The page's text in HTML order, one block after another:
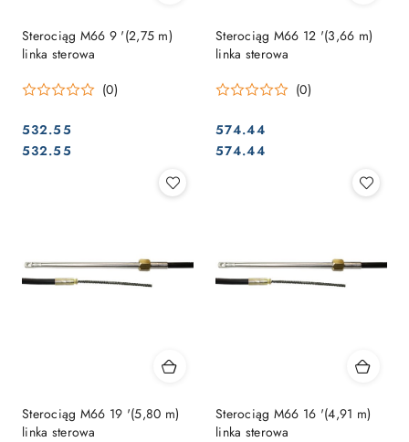
Sterociąg M66 9 '(2,75 m)
linka sterowa
(0)
Cena:
532.55
Cena:
532.55
Sterociąg M66 12 '(3,66 m)
linka sterowa
(0)
Cena:
574.44
Cena:
574.44
Sterociąg M66 19 '(5,80 m)
linka sterowa
Sterociąg M66 16 '(4,91 m)
linka sterowa